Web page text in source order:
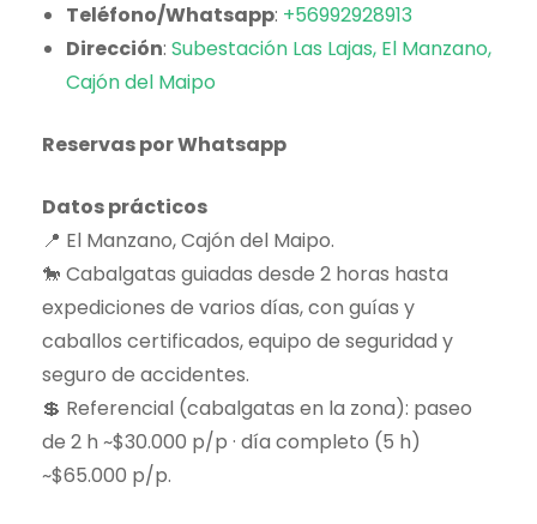
Teléfono/Whatsapp: +56992928913
Dirección: Subestación Las Lajas, El Manzano,
Cajón del Maipo
Reservas por Whatsapp
Datos prácticos
📍 El Manzano, Cajón del Maipo.
🐎 Cabalgatas guiadas desde 2 horas hasta
expediciones de varios días, con guías y
caballos certificados, equipo de seguridad y
seguro de accidentes.
💲 Referencial (cabalgatas en la zona): paseo
de 2 h ~$30.000 p/p · día completo (5 h)
~$65.000 p/p.